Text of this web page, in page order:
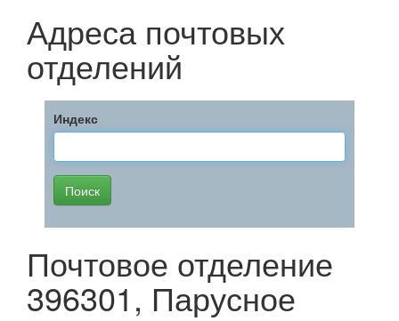
Адреса почтовых
отделений
Индекс
Почтовое отделение
396301, Парусное